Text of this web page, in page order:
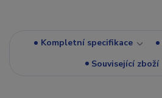
Kompletní specifikace
Související zboží